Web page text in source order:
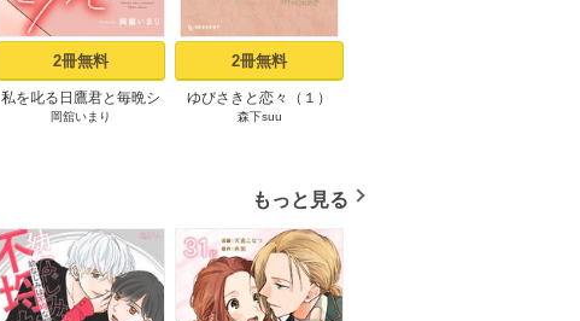
2冊無料
私を叱る日鷹君と毎晩シ
ています［ばら売り］ 第
岡舘いまり
2冊無料
ゆびさきと恋々（１）
森下suu
もっと見る